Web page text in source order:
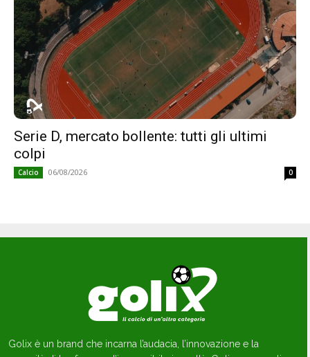
Serie D, mercato bollente: tutti gli ultimi
colpi
Calcio 06/08/2026 0
Golix è un brand che incarna l’audacia, l’innovazione e la